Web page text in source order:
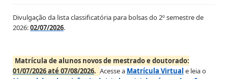
Divulgação da lista classificatória para bolsas do 2º semestre de
2026:02/07/2026.
Matrícula de alunos novos de mestrado e doutorado:
01/07/2026 até 07/08/2026. Acesse a Matrícula Virtual e leia o